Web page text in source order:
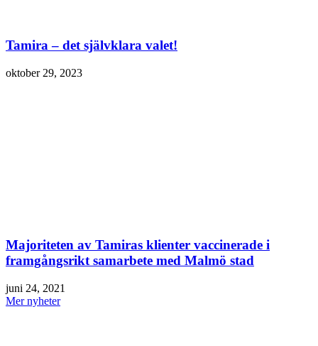
Tamira – det självklara valet!
oktober 29, 2023
Majoriteten av Tamiras klienter vaccinerade i
framgångsrikt samarbete med Malmö stad
juni 24, 2021
Mer nyheter